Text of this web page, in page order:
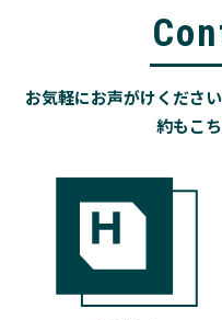
お気軽にお声がけくださ
約もこ